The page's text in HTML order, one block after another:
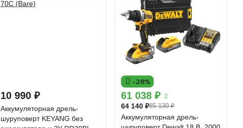
10 990 ₽
Аккумуляторная дрель-
шуруповерт KEYANG без
-28%
61 038 ₽
64 140 ₽85 130 ₽
Аккумуляторная дрель-